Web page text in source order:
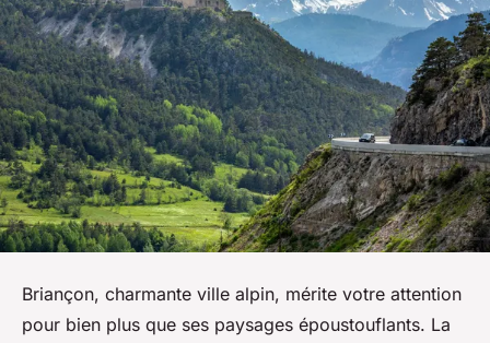
Briançon, charmante ville alpin, mérite votre attention
pour bien plus que ses paysages époustouflants. La